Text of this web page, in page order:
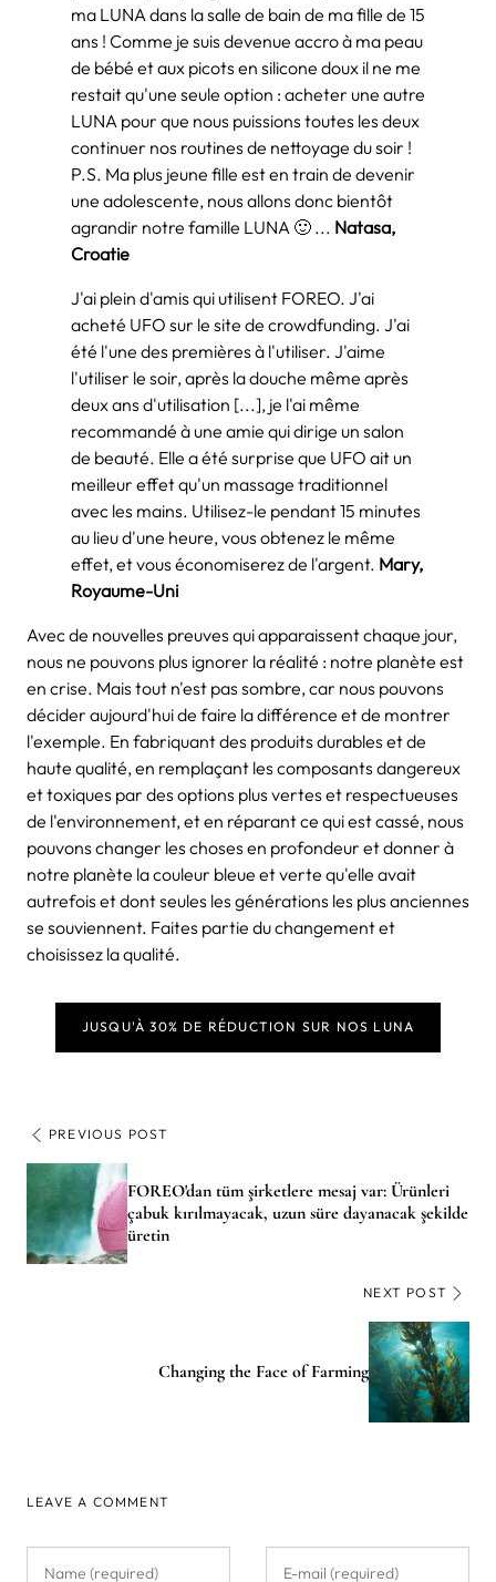
ma LUNA dans la salle de bain de ma fille de 15
ans ! Comme je suis devenue accro à ma peau
de bébé et aux picots en silicone doux il ne me
restait qu'une seule option : acheter une autre
LUNA pour que nous puissions toutes les deux
continuer nos routines de nettoyage du soir !
P.S. Ma plus jeune fille est en train de devenir
une adolescente, nous allons donc bientôt
agrandir notre famille LUNA 🙂 ... Natasa,
Croatie
J'ai plein d'amis qui utilisent FOREO. J'ai
acheté UFO sur le site de crowdfunding. J'ai
été l'une des premières à l'utiliser. J'aime
l'utiliser le soir, après la douche même après
deux ans d'utilisation [...], je l'ai même
recommandé à une amie qui dirige un salon
de beauté. Elle a été surprise que UFO ait un
meilleur effet qu'un massage traditionnel
avec les mains. Utilisez-le pendant 15 minutes
au lieu d'une heure, vous obtenez le même
effet, et vous économiserez de l'argent. Mary,
Royaume-Uni
Avec de nouvelles preuves qui apparaissent chaque jour,
nous ne pouvons plus ignorer la réalité : notre planète est
en crise. Mais tout n'est pas sombre, car nous pouvons
décider aujourd'hui de faire la différence et de montrer
l'exemple. En fabriquant des produits durables et de
haute qualité, en remplaçant les composants dangereux
et toxiques par des options plus vertes et respectueuses
de l'environnement, et en réparant ce qui est cassé, nous
pouvons changer les choses en profondeur et donner à
notre planète la couleur bleue et verte qu'elle avait
autrefois et dont seules les générations les plus anciennes
se souviennent. Faites partie du changement et
choisissez la qualité.
JUSQU'À 30% DE RÉDUCTION SUR NOS LUNA
PREVIOUS POST
FOREO'dan tüm şirketlere mesaj var: Ürünleri
çabuk kırılmayacak, uzun süre dayanacak şekilde
üretin
NEXT POST
Changing the Face of Farming
LEAVE A COMMENT